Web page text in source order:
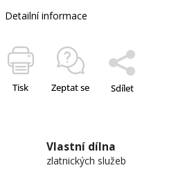
Detailní informace
Tisk Zeptat se Sdílet
Vlastní dílna
zlatnických služeb